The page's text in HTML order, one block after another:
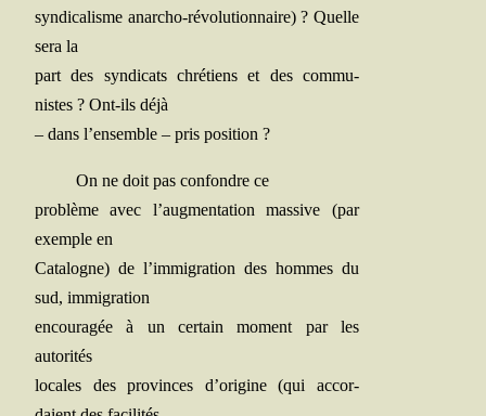
syn­di­ca­lisme anar­cho-révo­lu­tion­naire) ? Quelle
sera la
part des syn­di­cats chré­tiens et des com­mu­
nistes ? Ont-ils déjà
– dans l’ensemble – pris position ?
On ne doit pas confondre ce
pro­blème avec l’augmentation mas­sive (par
exemple en
Cata­logne) de l’immigration des hommes du
sud, immigration
encou­ra­gée à un cer­tain moment par les
autorités
locales des pro­vinces d’origine (qui accor­